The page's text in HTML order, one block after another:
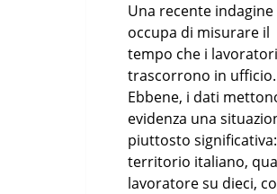
Una recente indagine
occupa di misurare il
tempo che i lavoratori
trascorrono in ufficio.
Ebbene, i dati
evidenza una
piuttosto
territorio italiano,
lavoratore su dieci,